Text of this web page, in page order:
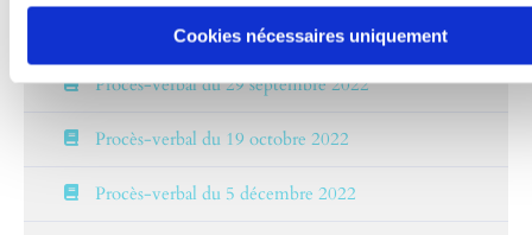
Cookies nécessaires uniquement
Procès-verbal du 8 septembre 2022
Procès-verbal du 29 septembre 2022
Procès-verbal du 19 octobre 2022
Procès-verbal du 5 décembre 2022